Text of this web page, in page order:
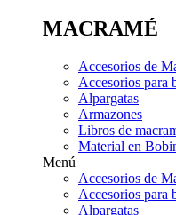
MACRAMÉ
Accesorios de
Accesorios para
Alpargatas
Armazones
Libros de
Material en
Menú
Accesorios de
Accesorios para
Alpargatas